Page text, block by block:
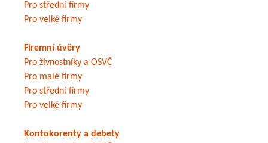
Pro střední firmy
Pro velké firmy
Firemní úvěry
Pro živnostníky a OSVČ
Pro malé firmy
Pro střední firmy
Pro velké firmy
Kontokorenty a debety